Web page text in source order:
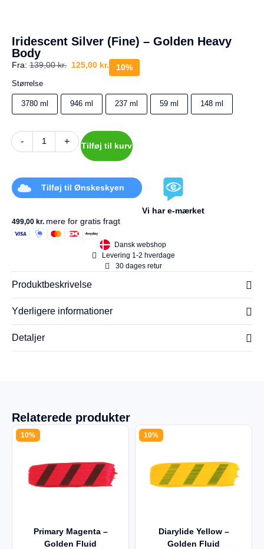
s
r
e
t
r
Din
er
tom.
Iridescent Silver (Fine) – Golden Heavy
Body
Fra: 139,00kr. 125,00 kr. 10%
Størrelse
3780 ml 946 ml 237 ml 59 ml 148 ml
- + Tilføj til kurv
Tilføj til Ønskeskyen
Vi har e-mærket
499,00 kr. mere for gratis fragt
Dansk webshop
Levering 1-2 hverdage
30 dages retur
Produktbeskrivelse
Yderligere informationer
Detaljer
Relaterede produkter
10%
Primary Magenta –
Golden Fluid
10%
Diarylide Yellow –
Golden Fluid